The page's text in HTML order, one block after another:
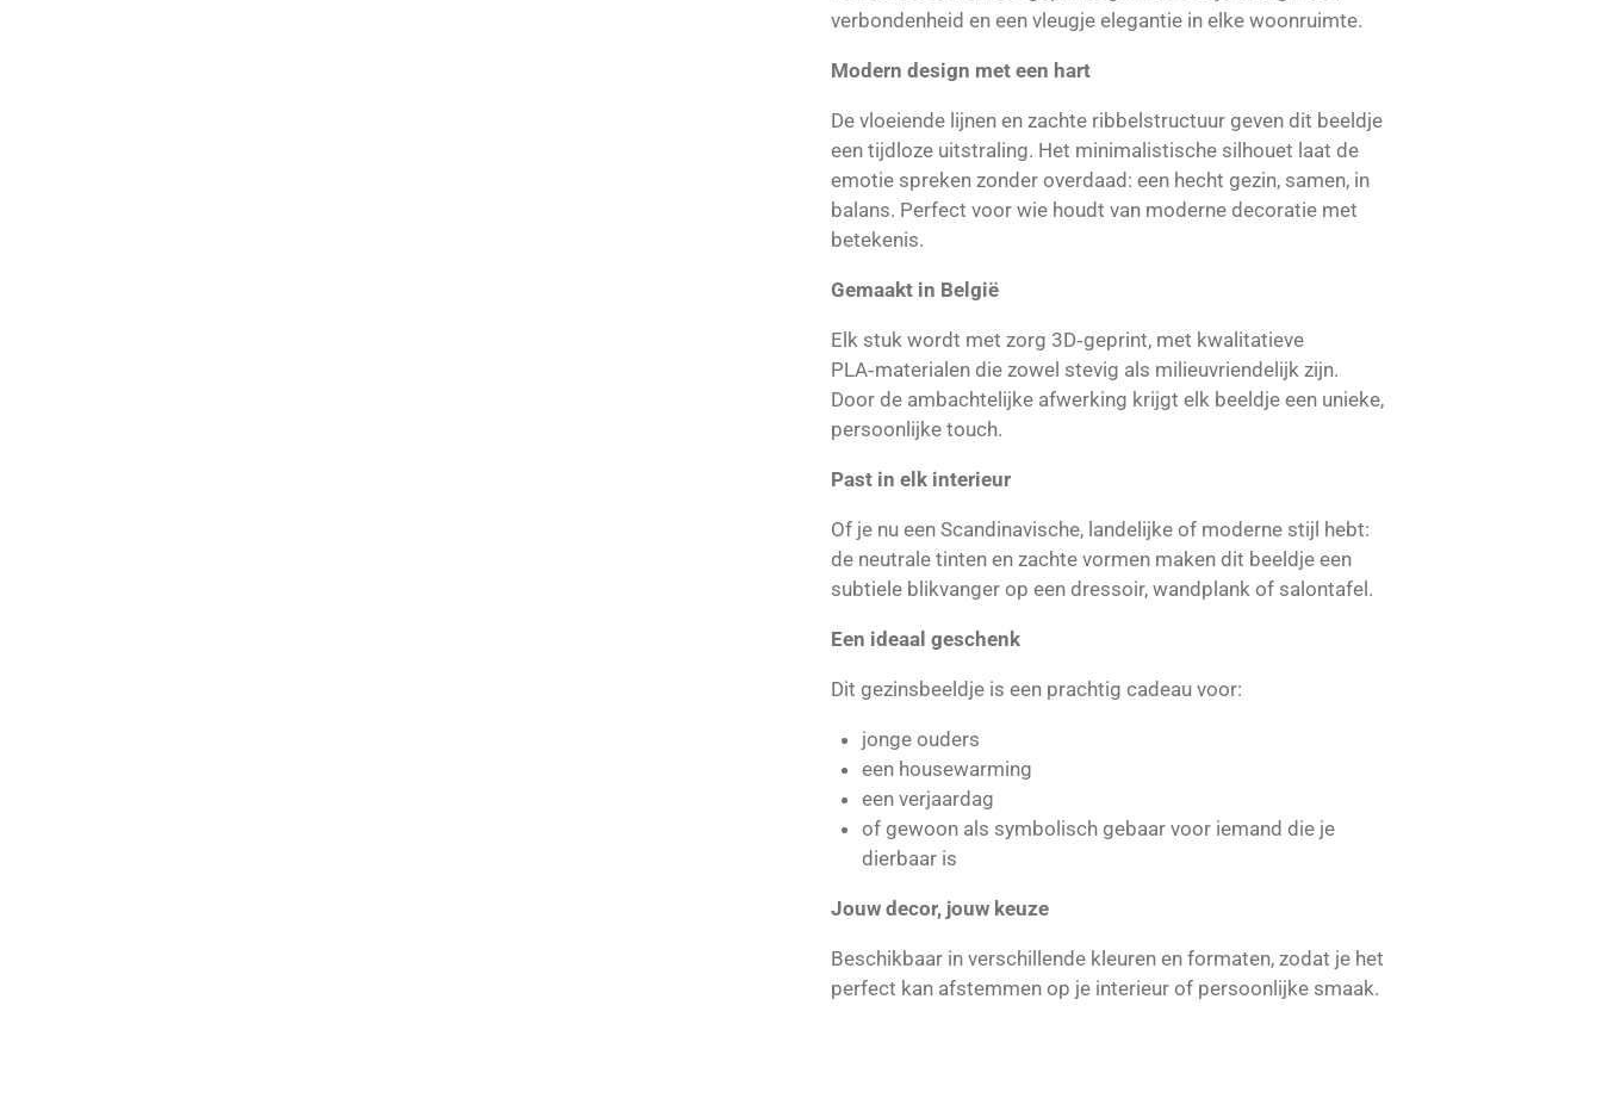
verbondenheid en een vleugje elegantie in elke woonruimte.
Modern design met een hart
De vloeiende lijnen en zachte ribbelstructuur geven dit beeldje
een tijdloze uitstraling. Het minimalistische silhouet laat de
emotie spreken zonder overdaad: een hecht gezin, samen, in
balans. Perfect voor wie houdt van moderne decoratie met
betekenis.
Gemaakt in België
Elk stuk wordt met zorg 3D‑geprint, met kwalitatieve
PLA‑materialen die zowel stevig als milieuvriendelijk zijn.
Door de ambachtelijke afwerking krijgt elk beeldje een unieke,
persoonlijke touch.
Past in elk interieur
Of je nu een Scandinavische, landelijke of moderne stijl hebt:
de neutrale tinten en zachte vormen maken dit beeldje een
subtiele blikvanger op een dressoir, wandplank of salontafel.
Een ideaal geschenk
Dit gezinsbeeldje is een prachtig cadeau voor:
jonge ouders
een housewarming
een verjaardag
of gewoon als symbolisch gebaar voor iemand die je
dierbaar is
Jouw decor, jouw keuze
Beschikbaar in verschillende kleuren en formaten, zodat je het
perfect kan afstemmen op je interieur of persoonlijke smaak.